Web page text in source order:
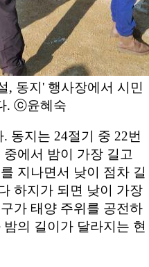
, 동지' 행사장에서 시민
. ⓒ윤혜숙
동지는 24절기 중 22번
에서 밤이 가장 길고
지나면서 낮이 점차 길
하지가 되면 낮이 가장
가 태양 주위를 공전하
의 길이가 달라지는 현